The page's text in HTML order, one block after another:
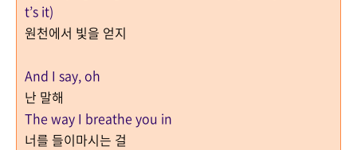
t’s it)
원천에서 빛을 얻지
And I say, oh
난 말해
The way I breathe you in
너를 들이마시는 걸